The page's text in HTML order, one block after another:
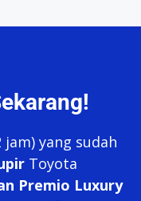
jam) yang sudah
Toyota
Premio Luxury